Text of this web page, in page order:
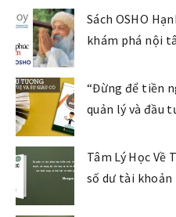
Sách OSHO
khám phá nội
“Đừng để tiền
quản lý và đầu
Tâm Lý Học Về
số dư tài khoản